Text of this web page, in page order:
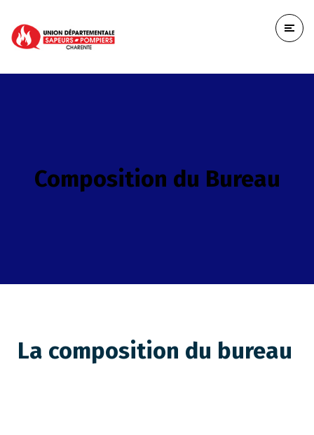
Composition du Bureau
La composition du bureau